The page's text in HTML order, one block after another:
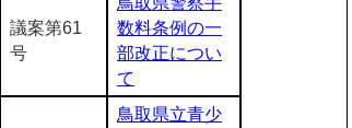
議案第61
号
数料条例の一
部改正につい
て
鳥取県立青少